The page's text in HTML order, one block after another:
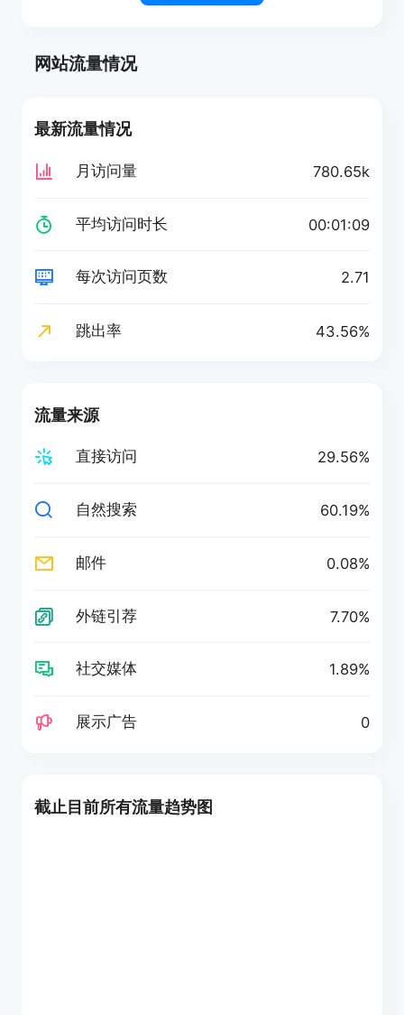
网站流量情况
最新流量情况
月访问量 780.65k
平均访问时长 00:01:09
每次访问页数 2.71
跳出率 43.56%
流量来源
直接访问 29.56%
自然搜索 60.19%
邮件 0.08%
外链引荐 7.70%
社交媒体 1.89%
展示广告 0
截止目前所有流量趋势图